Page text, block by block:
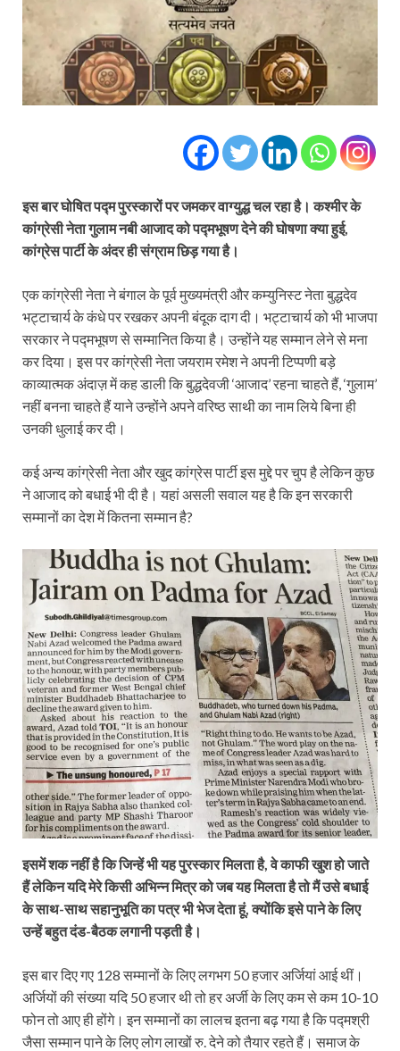
इस बार घोषित पद्म पुरस्कारों पर जमकर वाग्युद्ध चल रहा है। कश्मीर के
कांग्रेसी नेता गुलाम नबी आजाद को पद्मभूषण देने की घोषणा क्या हुई,
कांग्रेस पार्टी के अंदर ही संग्राम छिड़ गया है।
एक कांग्रेसी नेता ने बंगाल के पूर्व मुख्यमंत्री और कम्युनिस्ट नेता बुद्धदेव
भट्टाचार्य के कंधे पर रखकर अपनी बंदूक दाग दी। भट्टाचार्य को भी भाजपा
सरकार ने पद्मभूषण से सम्मानित किया है। उन्होंने यह सम्मान लेने से मना
कर दिया। इस पर कांग्रेसी नेता जयराम रमेश ने अपनी टिप्पणी बड़े
काव्यात्मक अंदाज़ में कह डाली कि बुद्धदेवजी ‘आजाद’ रहना चाहते हैं, ‘गुलाम’
नहीं बनना चाहते हैं याने उन्होंने अपने वरिष्ठ साथी का नाम लिये बिना ही
उनकी धुलाई कर दी।
कई अन्य कांग्रेसी नेता और खुद कांग्रेस पार्टी इस मुद्दे पर चुप है लेकिन कुछ
ने आजाद को बधाई भी दी है। यहां असली सवाल यह है कि इन सरकारी
सम्मानों का देश में कितना सम्मान है?
इसमें शक नहीं है कि जिन्हें भी यह पुरस्कार मिलता है, वे काफी खुश हो जाते
हैं लेकिन यदि मेरे किसी अभिन्न मित्र को जब यह मिलता है तो मैं उसे बधाई
के साथ-साथ सहानुभूति का पत्र भी भेज देता हूं, क्योंकि इसे पाने के लिए
उन्हें बहुत दंड-बैठक लगानी पड़ती है।
इस बार दिए गए 128 सम्मानों के लिए लगभग 50 हजार अर्जियां आई थीं।
अर्जियों की संख्या यदि 50 हजार थी तो हर अर्जी के लिए कम से कम 10-10
फोन तो आए ही होंगे। इन सम्मानों का लालच इतना बढ़ गया है कि पद्मश्री
जैसा सम्मान पाने के लिए लोग लाखों रु. देने को तैयार रहते हैं। समाज के